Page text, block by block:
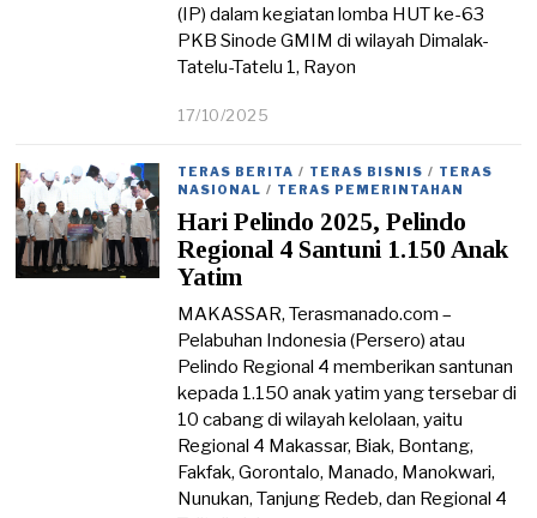
(IP) dalam kegiatan lomba HUT ke-63
PKB Sinode GMIM di wilayah Dimalak-
Tatelu-Tatelu 1, Rayon
17/10/2025
1
/
2
5
TERAS BERITA / TERAS BISNIS / TERAS
NASIONAL / TERAS PEMERINTAHAN
Hari Pelindo 2025, Pelindo
Regional 4 Santuni 1.150 Anak
Yatim
MAKASSAR, Terasmanado.com –
Pelabuhan Indonesia (Persero) atau
Pelindo Regional 4 memberikan santunan
kepada 1.150 anak yatim yang tersebar di
10 cabang di wilayah kelolaan, yaitu
Regional 4 Makassar, Biak, Bontang,
Fakfak, Gorontalo, Manado, Manokwari,
Nunukan, Tanjung Redeb, dan Regional 4